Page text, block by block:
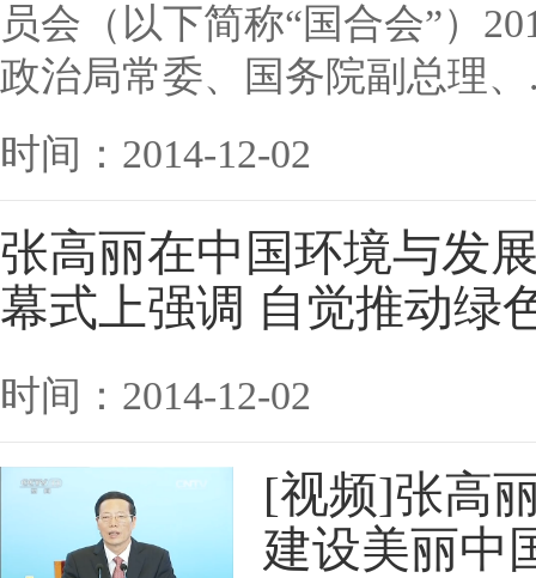
员会（以下简称“国合会”）
政治局常委、国务院副总理、
时间：2014-12-02
张高丽在中国环境与发
幕式上强调 自觉推动绿
时间：2014-12-02
[视频]张高
建设美丽中